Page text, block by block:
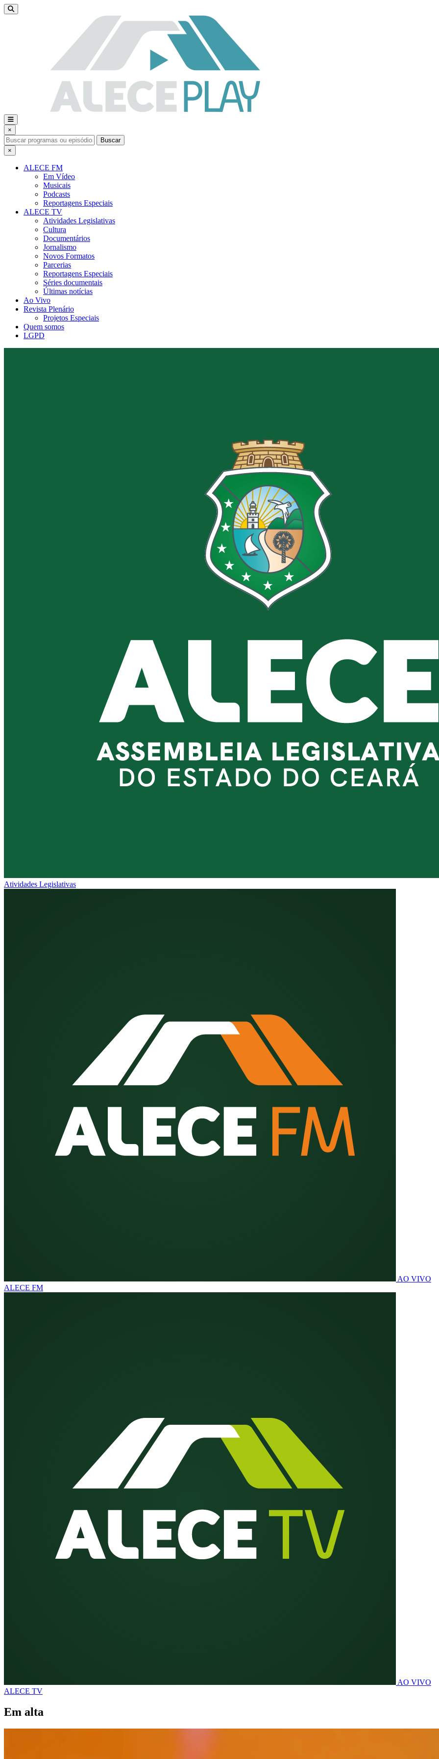
×
Buscar
×
ALECE FM
Em Vídeo
Musicais
Podcasts
Reportagens Especiais
ALECE TV
Atividades Legislativas
Cultura
Documentários
Jornalismo
Novos Formatos
Parcerias
Reportagens Especiais
Séries documentais
Últimas notícias
Ao Vivo
Revista Plenário
Projetos Especiais
Quem somos
LGPD
Atividades Legislativas
AO VIVO
ALECE FM
AO VIVO
ALECE TV
Em alta